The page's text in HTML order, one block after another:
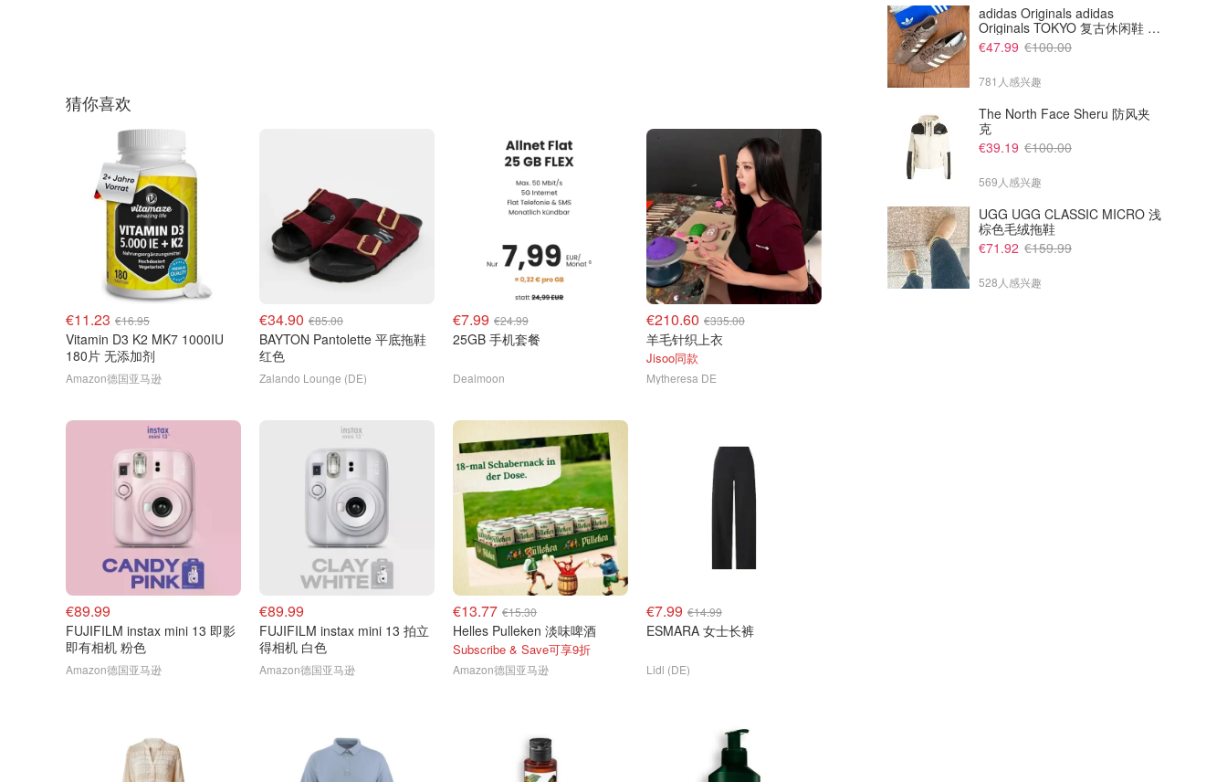
猜你喜欢
€11.23 €16.95
Vitamin D3 K2 MK7 1000IU
180片 无添加剂
Amazon德国亚马逊
€34.90 €85.00
BAYTON Pantolette 平底拖鞋
红色
Zalando Lounge (DE)
€7.99 €24.99
25GB 手机套餐
Dealmoon
€210.60 €335.00
羊毛针织上衣
Jisoo同款
Mytheresa DE
€89.99
FUJIFILM instax mini 13 即影
即有相机 粉色
Amazon德国亚马逊
€89.99
FUJIFILM instax mini 13 拍立
得相机 白色
Amazon德国亚马逊
€13.77 €15.30
Helles Pulleken 淡味啤酒
Subscribe & Save可享9折
Amazon德国亚马逊
€7.99 €14.99
ESMARA 女士长裤
Lidl (DE)
adidas Originals adidas
Originals TOKYO 复古休闲鞋 深
棕色
€47.99 €100.00
781人感兴趣
The North Face Sheru 防风夹
克
€39.19 €100.00
569人感兴趣
UGG UGG CLASSIC MICRO 浅
棕色毛绒拖鞋
€71.92 €159.99
528人感兴趣